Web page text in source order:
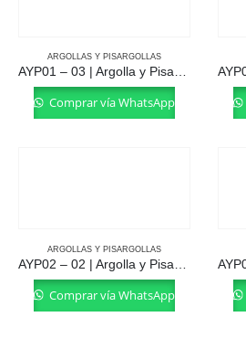
ARGOLLAS Y PISARGOLLAS
AYP01 – 03 | Argolla y Pisargolla
Comprar vía WhatsApp
ARGOLLAS Y PISARGOLLAS
Comprar vía WhatsApp